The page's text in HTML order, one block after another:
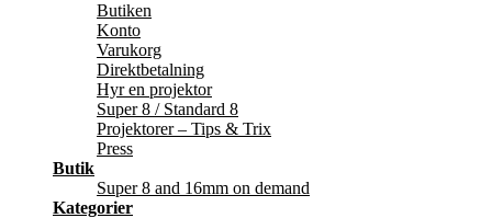
Butiken
Konto
Varukorg
Direktbetalning
Hyr en projektor
Super 8 / Standard 8
Projektorer – Tips & Trix
Press
Butik
Super 8 and 16mm on demand
Kategorier